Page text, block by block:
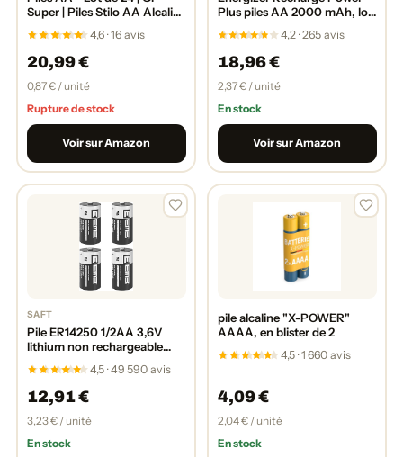
Super | Piles Stilo AA Alcaline
durée de Vie4,6 · 16 avis
20,99 €
0,87 € / unité
Rupture de stock
Voir sur Amazon
Plus piles AA 2000 mAh, lot
4,2 · 265 avis
18,96 €
2,37 € / unité
En stock
Voir sur Amazon
SAFT
Pile ER14250 1/2AA 3,6V
lithium non rechargeable
(lot de 4)
4,5 · 49 590 avis
12,91 €
3,23 € / unité
En stock
pile alcaline "X-POWER"
AAAA, en blister de 2
4,5 · 1 660 avis
4,09 €
2,04 € / unité
En stock